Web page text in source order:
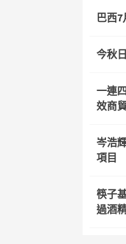
巴西
今秋
一連
效商
岑浩
項目
筷子
過酒